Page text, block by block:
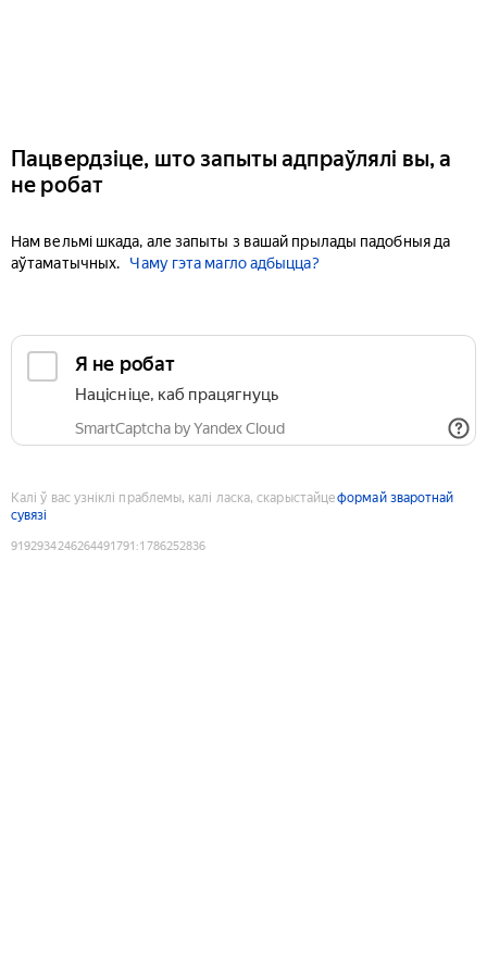
Пацвердзіце, што запыты адпраўлялі вы, а
не робат
Нам вельмі шкада, але запыты з вашай прылады падобныя да
аўтаматычных.
Чаму гэта магло адбыцца?
Я не робат
Націсніце, каб працягнуць
SmartCaptcha by Yandex Cloud
Калі ў вас узніклі праблемы, калі ласка, скарыстайцеформай зваротнай
сувязі
9192934246264491791 :1786252836